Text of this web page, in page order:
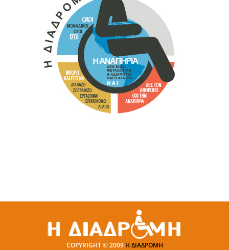
COPYRIGHT © 2009 Η ΔΙΑΔΡΟΜΗ